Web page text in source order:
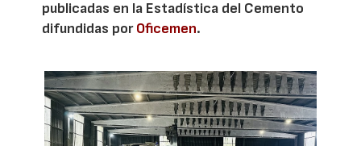
publicadas en la Estadística del Cemento
difundidas porOficemen.